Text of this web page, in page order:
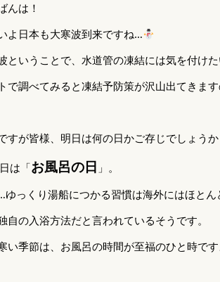
んは！
よ日本も大寒波到来ですね…
ということで、水道管の凍結には気を付けた
で調べてみると凍結予防策が沢山出てきま
すが皆様、明日は何の日かご存じでしょうか
は「お風呂の日 」。
っくり湯船につかる習慣は海外にはほとん
自の入浴方法だと言われているそうです。
い季節は、お風呂の時間が至福のひと時で